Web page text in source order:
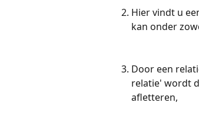
Hier vindt u
kan onder
Door een
relatie' wordt
afletteren,